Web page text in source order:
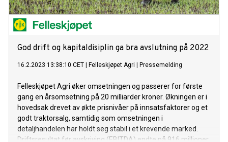
God drift og kapitaldisiplin ga bra avslutning på 2022
16.2.2023 13:38:10 CET Felleskjøpet Agri Pressemelding
Felleskjøpet Agri øker omsetningen og passerer for første
gang en årsomsetning på 20 milliarder kroner. Økningen er i
hovedsak drevet av økte prisnivåer på innsatsfaktorer og et
godt traktorsalg, samtidig som omsetningen i
detaljhandelen har holdt seg stabil i et krevende marked.
Driftsresultat før avskriving (EBITDA) endte på 916 millioner